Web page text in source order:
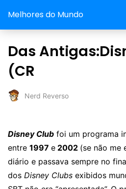
Melhores do Mundo
Das
(CR
Nerd Reverso
Disney Club foi um programa
entre 1997 e 2002 (se não me
diário e passava sempre no
dos Disney Clubs exibidos